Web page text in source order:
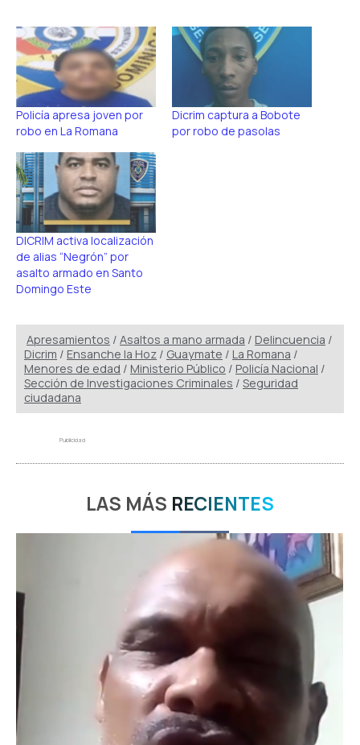
Policía apresa joven por
robo en La Romana
Dicrim captura a Bobote
por robo de pasolas
DICRIM activa localización
de alias “Negrón” por
asalto armado en Santo
Domingo Este
Apresamientos / Asaltos a mano armada / Delincuencia /
Dicrim / Ensanche la Hoz / Guaymate / La Romana /
Menores de edad / Ministerio Público / Policía Nacional /
Sección de Investigaciones Criminales / Seguridad
ciudadana
Publicidad
LAS MÁS RECIENTES